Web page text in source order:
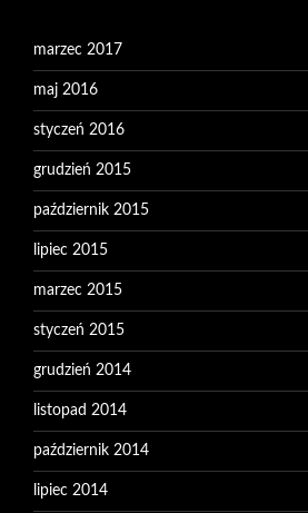
marzec 2017
maj 2016
styczeń 2016
grudzień 2015
październik 2015
lipiec 2015
marzec 2015
styczeń 2015
grudzień 2014
listopad 2014
październik 2014
lipiec 2014